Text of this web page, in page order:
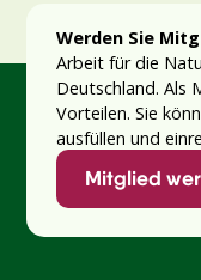
Werden Sie
Arbeit für die
Deutschland. Als
Vorteilen. Sie
ausfüllen und
Mitglied